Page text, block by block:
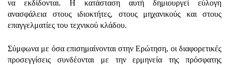
να εκδίδονται. Η κατάσταση αυτή δημιουργεί εύλογη
ανασφάλεια στους ιδιοκτήτες, στους μηχανικούς και στους
επαγγελματίες του τεχνικού κλάδου.
Σύμφωνα με όσα επισημαίνονται στην Ερώτηση, οι διαφορετικές
προσεγγίσεις συνδέονται με την ερμηνεία της πρόσφατης